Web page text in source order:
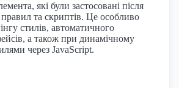
які були застосовані після
та скриптів. Це особливо
стилів, автоматичного
а також при динамічному
через JavaScript.